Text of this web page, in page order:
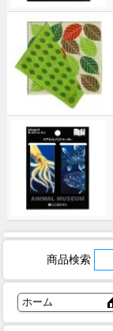
商品検索
ホーム